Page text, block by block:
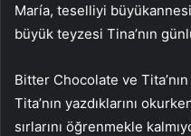
María, teselliyi
büyük teyzesi Tina’nın
Bitter Chocolate ve Tita’nın
Tita’nın yazdıklarını
sırlarını öğrenmekle